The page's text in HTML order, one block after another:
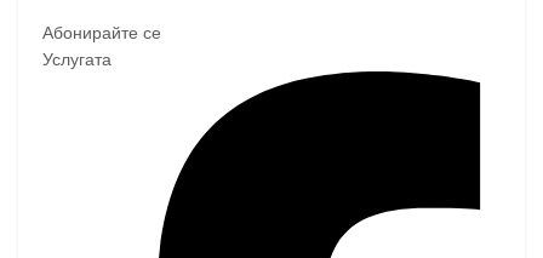
Абонирайте се
Услугата